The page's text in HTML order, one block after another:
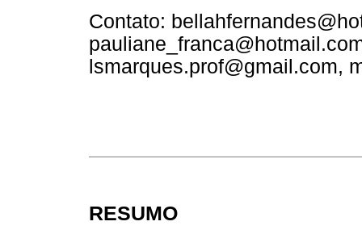
Contato:
lsmarques.prof@gmail.com,
RESUMO